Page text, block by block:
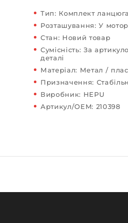
Тип: Комплект
Розташування: У
Стан: Новий товар
Сумісність: За
деталі
Матеріал: Метал /
Призначення:
Виробник: HEPU
Артикул/OEM: 210398